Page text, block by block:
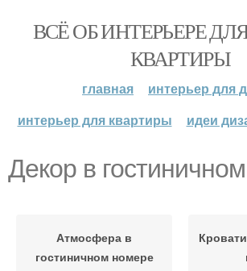
ВСЁ ОБ ИНТЕРЬЕРЕ
КВАРТИРЫ
главная
интерьер для
интерьер для квартиры
идеи
Декор в
Атмосфера в
гостиничном номере